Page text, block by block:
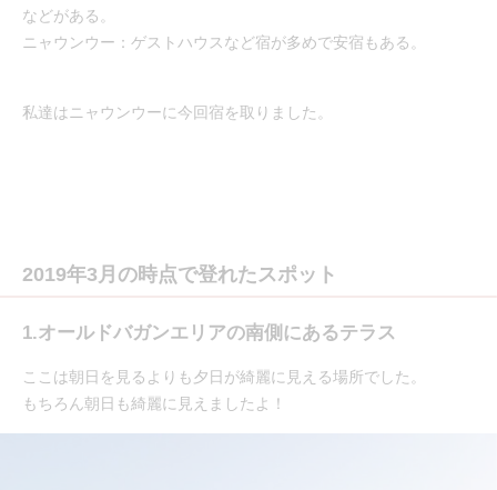
などがある。
ニャウンウー：ゲストハウスなど宿が多めで安宿もある。
私達はニャウンウーに今回宿を取りました。
2019年3月の時点で登れたスポット
1.オールドバガンエリアの南側にあるテラス
ここは朝日を見るよりも夕日が綺麗に見える場所でした。
もちろん朝日も綺麗に見えましたよ！